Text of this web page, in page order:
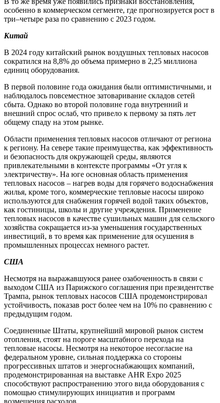
особенно в коммерческом сегменте, где прогнозируется рост в
три–четыре раза по сравнению с 2023 годом.
Китай
В 2024 году китайский рынок воздушных тепловых насосов
сократился на 8,8% до объема примерно в 2,25 миллиона
единиц оборудования.
В первой половине года ожидания были оптимистичными, и
наблюдалось повсеместное затоваривание складов сетей
сбыта. Однако во второй половине года внутренний и
внешний спрос ослаб, что привело к первому за пять лет
общему спаду на этом рынке.
Области применения тепловых насосов отличают от региона
к региону. На севере такие преимущества, как эффективность
и безопасность для окружающей среды, являются
привлекательными в контексте программы «От угля к
электричеству». На юге основная область применения
тепловых насосов – нагрев воды для горячего водоснабжения
жилья, кроме того, коммерческие тепловые насосы широко
используются для снабжения горячей водой таких объектов,
как гостиницы, школы и другие учреждения. Применение
тепловых насосов в качестве сушильных машин для сельского
хозяйства сокращается из-за уменьшения государственных
инвестиций, в то время как применение для осушения в
промышленных процессах немного растет.
США
Несмотря на выражавшуюся ранее озабоченность в связи с
выходом США из Парижского соглашения при президентстве
Трампа, рынок тепловых насосов США продемонстрировал
устойчивость, показав рост более чем на 10% по сравнению с
предыдущим годом.
Соединенные Штаты, крупнейший мировой рынок систем
отопления, стоят на пороге масштабного перехода на
тепловые насосы. Несмотря на некоторое несогласие на
федеральном уровне, сильная поддержка со стороны
прогрессивных штатов и энергоснабжающих компаний,
продемонстрированная на выставке AHR Expo 2025
способствуют распространению этого вида оборудования с
помощью стимулирующих инициатив и программ